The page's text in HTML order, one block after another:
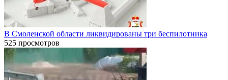
В Смоленской области ликвидированы три беспилотника
525 просмотров